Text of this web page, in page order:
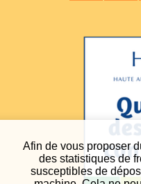
Afin de vous proposer
des statistiques de
susceptibles de